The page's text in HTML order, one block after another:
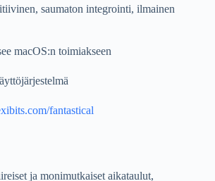
saumaton integrointi, ilmainen
macOS:n toimiakseen
fantastical
ja monimutkaiset aikataulut,